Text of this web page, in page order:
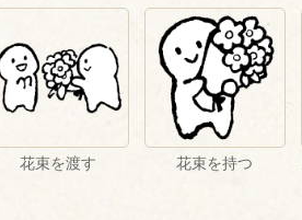
花束を渡す 花束を持つ